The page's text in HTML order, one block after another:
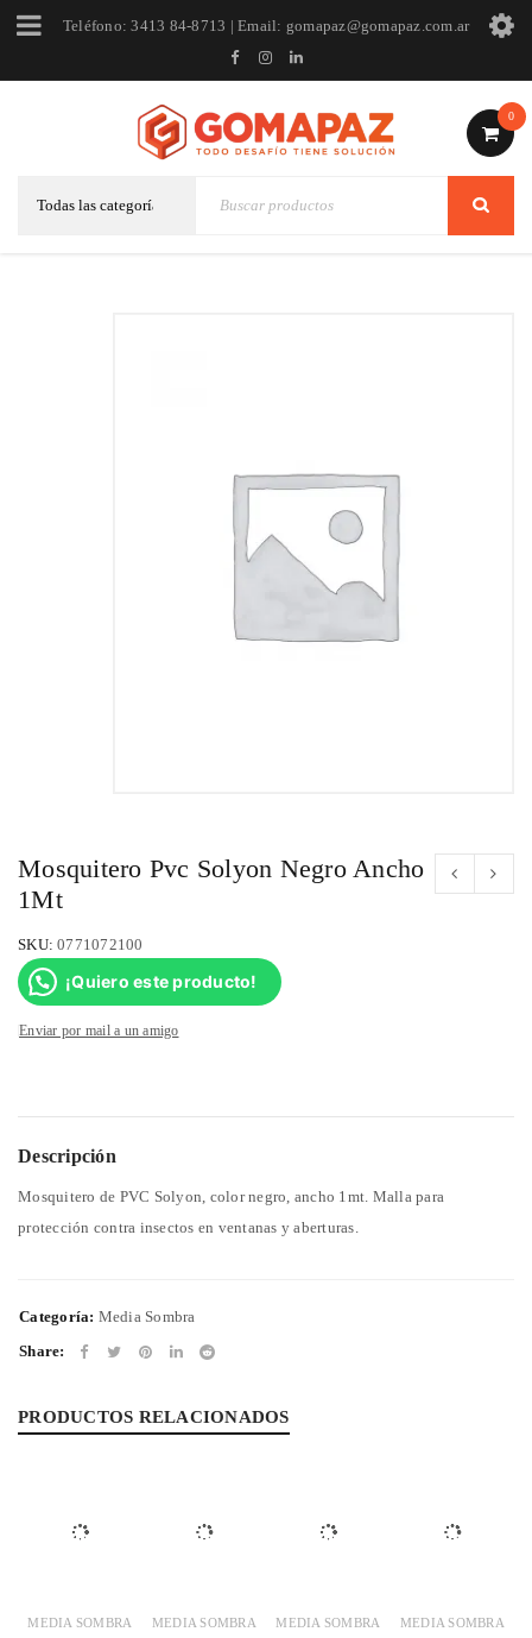
Teléfono: 3413 84-8713 | Email: gomapaz@gomapaz.com.ar
0
Mosquitero Pvc Solyon Negro Ancho
1Mt
SKU: 0771072100
¡Quiero este producto!
Enviar por mail a un amigo
Descripción
Mosquitero de PVC Solyon, color negro, ancho 1mt. Malla para
protección contra insectos en ventanas y aberturas.
Categoría: Media Sombra
Share:
PRODUCTOS RELACIONADOS
MEDIA SOMBRA MEDIA SOMBRA MEDIA SOMBRA MEDIA SOMBRA